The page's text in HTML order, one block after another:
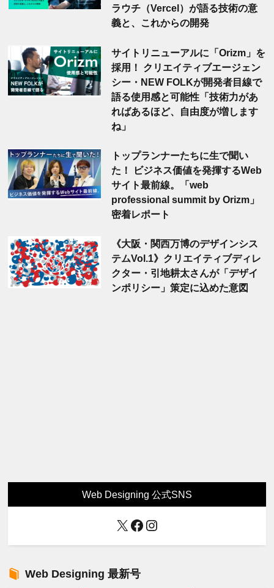
ラウチ（Vercel）が語る技術の意
義と、これからの開発
サイトリニューアルに「Orizm」を
採用！ クリエイティブエージェン
シー・NEW FOLKが開発者目線で
語る使用感と可能性「技術力があ
ればあるほど、自由度が増します
ね」
トップランナーたちに生で聞い
た！ ビジネス価値を発揮するWeb
サイト最前線。「web
professional summit by Orizm」
密着レポート
《大阪・関西万博のデザインシス
テムVol.1》クリエイティブディレ
クター・引地耕太さんが「デザイ
ンポリシー」策定に込めた意図
Web Designing 公式SNS
X Facebook
Instagram
Web Designing 最新号